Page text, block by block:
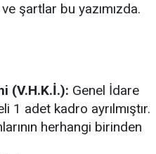
şartlar bu yazımızda.
(V.H.K.İ.): Genel İdare
1 adet kadro ayrılmıştır.
herhangi birinden